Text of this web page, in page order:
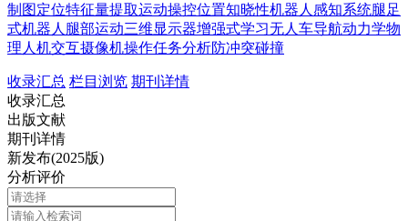
制图定位特征量提取运动操控位置知晓性机器人感知系统腿足
式机器人 腿部运动三维显示器增强式学习无人车导航动力学物
理人机交互摄像机操作任务分析防冲突碰撞
收录汇总 栏目浏览 期刊详情
收录汇总
出版文献
期刊详情
新发布(2025版)
分析评价